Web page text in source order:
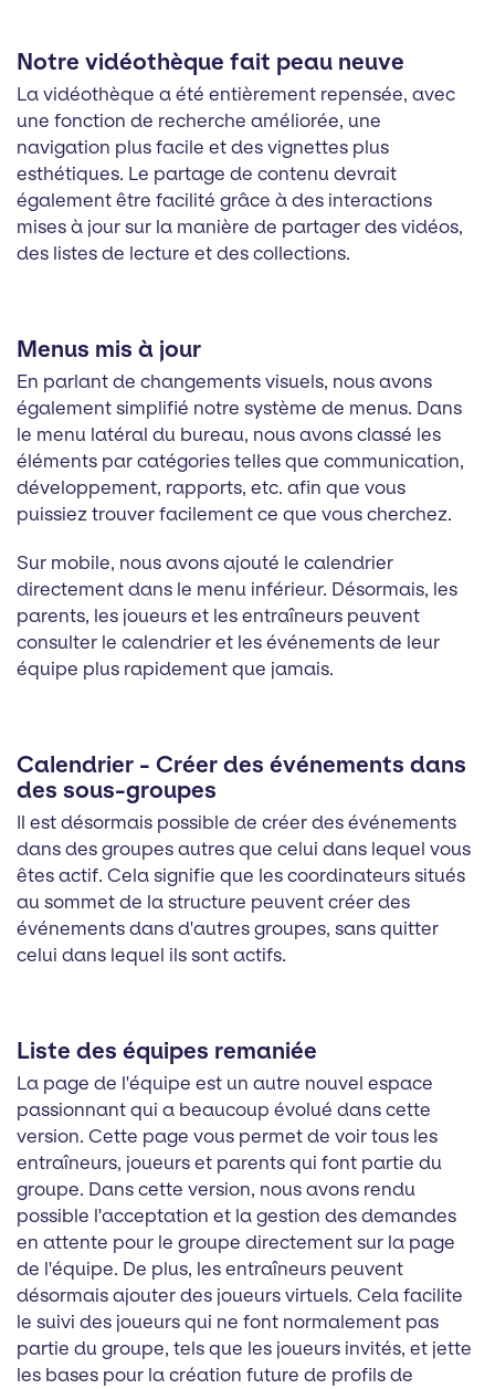
Notre vidéothèque fait peau neuve
La vidéothèque a été entièrement repensée, avec
une fonction de recherche améliorée, une
navigation plus facile et des vignettes plus
esthétiques. Le partage de contenu devrait
également être facilité grâce à des interactions
mises à jour sur la manière de partager des vidéos,
des listes de lecture et des collections.
Menus mis à jour
En parlant de changements visuels, nous avons
également simplifié notre système de menus. Dans
le menu latéral du bureau, nous avons classé les
éléments par catégories telles que communication,
développement, rapports, etc. afin que vous
puissiez trouver facilement ce que vous cherchez.
Sur mobile, nous avons ajouté le calendrier
directement dans le menu inférieur. Désormais, les
parents, les joueurs et les entraîneurs peuvent
consulter le calendrier et les événements de leur
équipe plus rapidement que jamais.
Calendrier - Créer des événements dans
des sous-groupes
Il est désormais possible de créer des événements
dans des groupes autres que celui dans lequel vous
êtes actif. Cela signifie que les coordinateurs situés
au sommet de la structure peuvent créer des
événements dans d'autres groupes, sans quitter
celui dans lequel ils sont actifs.
Liste des équipes remaniée
La page de l'équipe est un autre nouvel espace
passionnant qui a beaucoup évolué dans cette
version. Cette page vous permet de voir tous les
entraîneurs, joueurs et parents qui font partie du
groupe. Dans cette version, nous avons rendu
possible l'acceptation et la gestion des demandes
en attente pour le groupe directement sur la page
de l'équipe. De plus, les entraîneurs peuvent
désormais ajouter des joueurs virtuels. Cela facilite
le suivi des joueurs qui ne font normalement pas
partie du groupe, tels que les joueurs invités, et jette
les bases pour la création future de profils de